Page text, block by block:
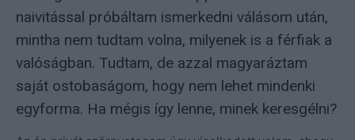
naivitással próbáltam ismerkedni válásom után,
mintha nem tudtam volna, milyenek is a férfiak a
valóságban. Tudtam, de azzal magyaráztam
saját ostobaságom, hogy nem lehet mindenki
egyforma. Ha mégis így lenne, minek keresgélni?